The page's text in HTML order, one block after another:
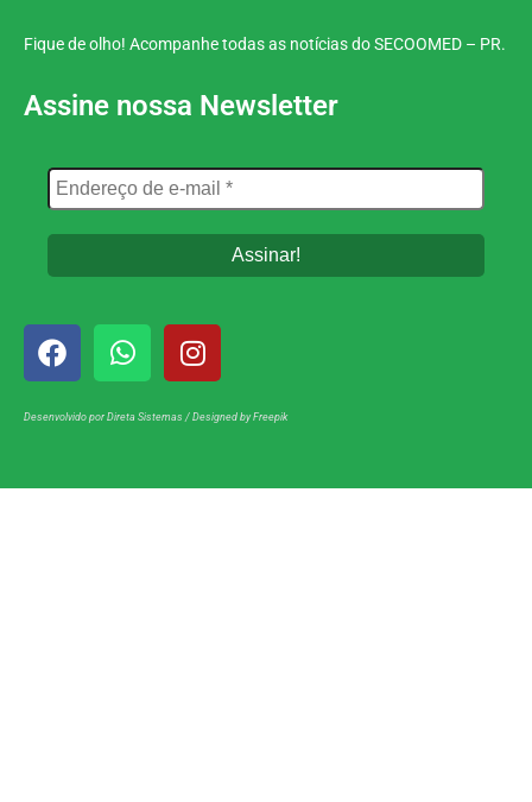
Fique de olho! Acompanhe todas as notícias do SECOOMED – PR.
Assine nossa Newsletter
Desenvolvido por Direta Sistemas / Designed by Freepik